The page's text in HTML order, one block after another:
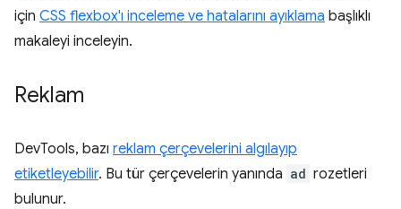
için CSS flexbox'ı inceleme ve hatalarını ayıklama başlıklı
makaleyi inceleyin.
Reklam
DevTools, bazı reklam çerçevelerini algılayıp
etiketleyebilir. Bu tür çerçevelerin yanında ad rozetleri
bulunur.